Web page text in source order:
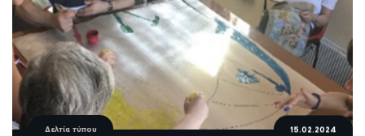
Δελτία τύπου 15.02.2024